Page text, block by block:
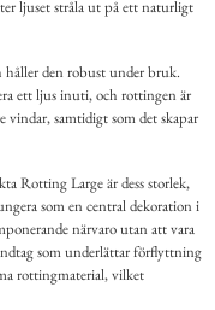
ljuset stråla ut på ett naturligt
håller den robust under bruk.
ett ljus inuti, och rottingen är
samtidigt som det skapar
Rotting Large är dess storlek,
som en central dekoration i
närvaro utan att vara
som underlättar förflyttning
rottingmaterial, vilket